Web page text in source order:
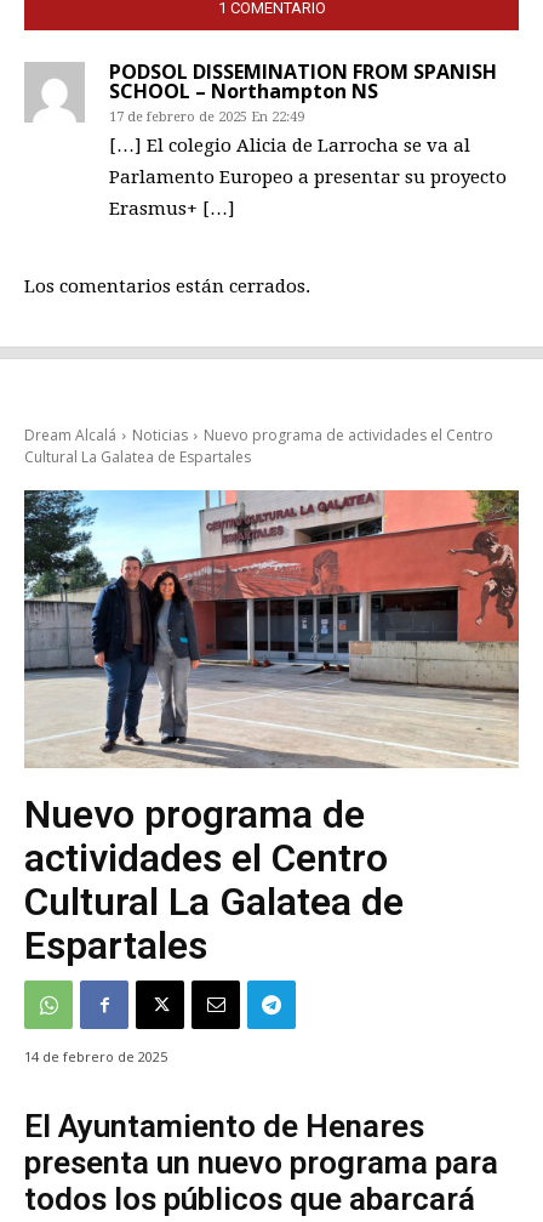
1 COMENTARIO
PODSOL DISSEMINATION FROM SPANISH
SCHOOL – Northampton NS
17 de febrero de 2025 En 22:49
[…] El colegio Alicia de Larrocha se va al
Parlamento Europeo a presentar su proyecto
Erasmus+ […]
Los comentarios están cerrados.